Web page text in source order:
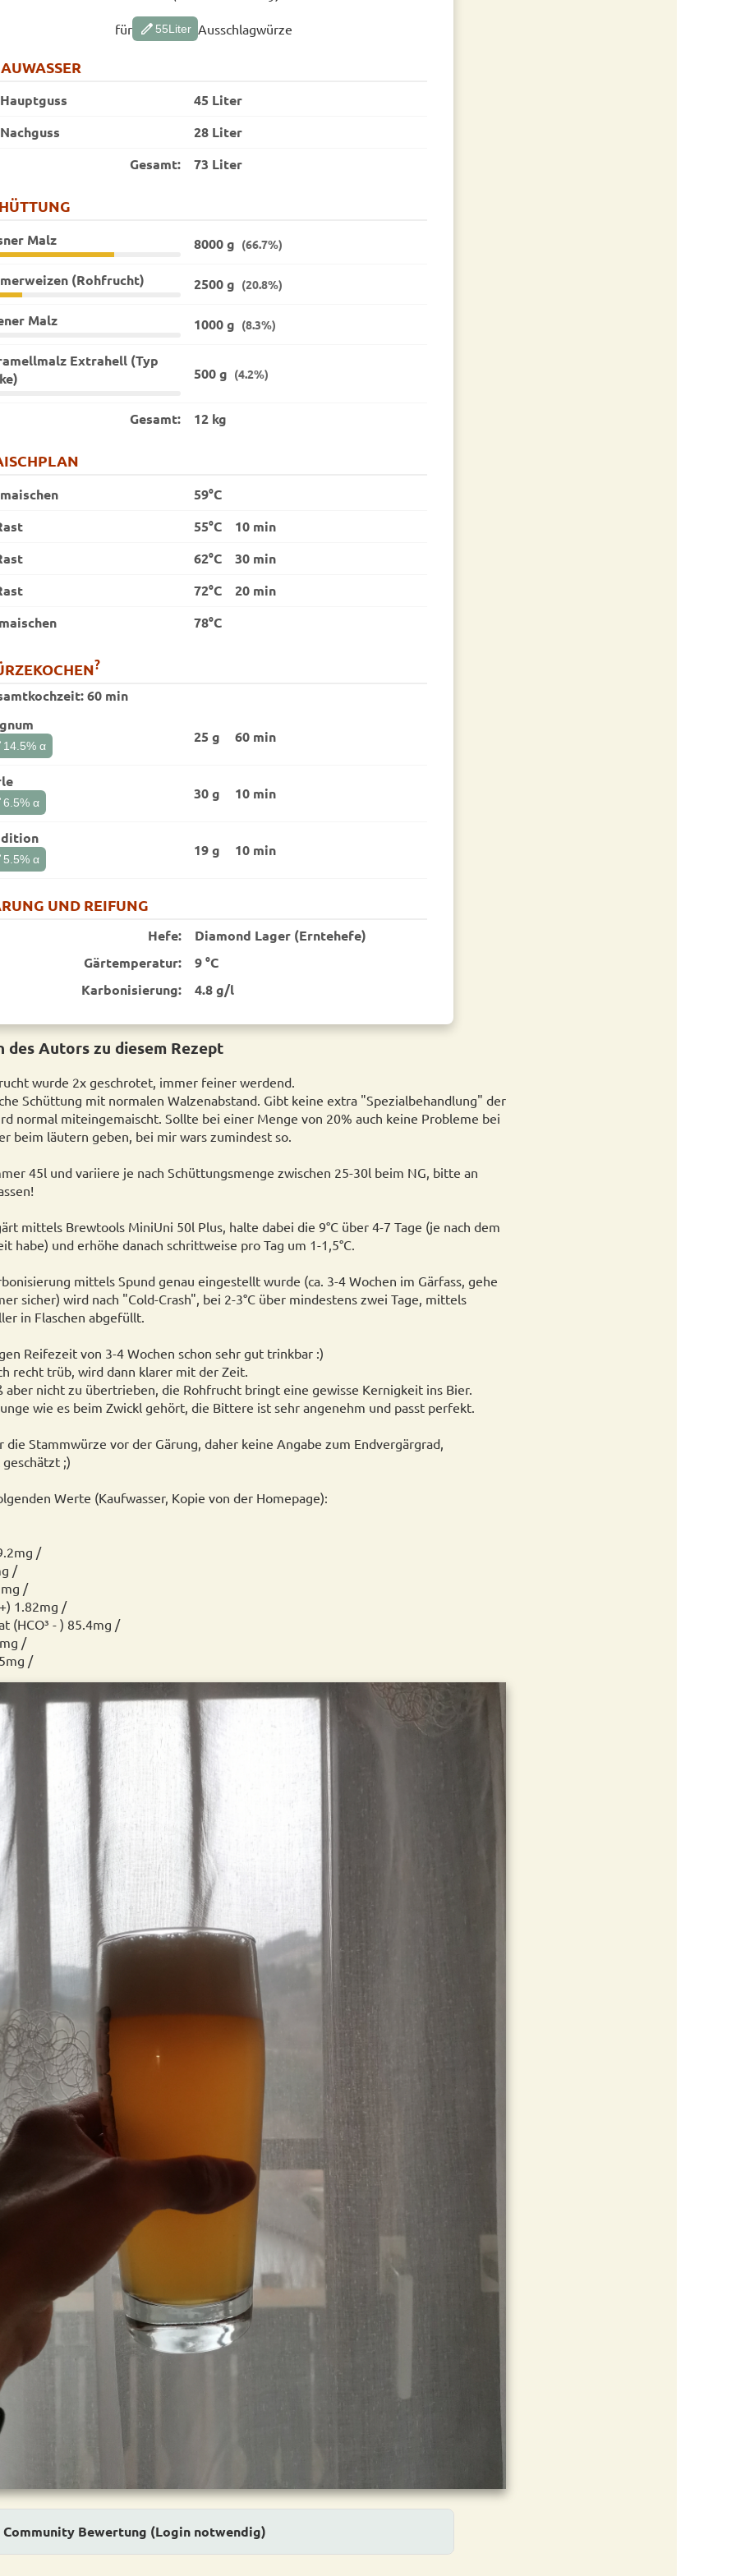
für edit 55Liter Ausschlagwürze
Hauptguss
45 Liter
Nachguss
28 Liter
Gesamt:
73 Liter
Malz 8000 g (66.7%)
(Rohfrucht) 2500 g (20.8%)
Malz 1000 g (8.3%)
Extrahell (Typ
500 g (4.2%)
Gesamt: 12 kg
59°C
55°C
10 min
62°C
30 min
72°C
20 min
78°C
?
60 min
14.5% α
25 g 60 min
6.5% α
30 g 10 min
5.5% α
19 g 10 min
UND REIFUNG
Hefe:
Diamond Lager (Erntehefe)
Gärtemperatur:
9 °C
Karbonisierung:
4.8 g/l
des Autors zu diesem Rezept
wurde 2x geschrotet, immer feiner werdend.
Schüttung mit normalen Walzenabstand. Gibt keine extra "Spezialbehandlung" der
normal miteingemaischt. Sollte bei einer Menge von 20% auch keine Probleme bei
beim läutern geben, bei mir wars zumindest so.
45l und variiere je nach Schüttungsmenge zwischen 25-30l beim NG, bitte an
mittels Brewtools MiniUni 50l Plus, halte dabei die 9°C über 4-7 Tage (je nach dem
habe) und erhöhe danach schrittweise pro Tag um 1-1,5°C.
mittels Spund genau eingestellt wurde (ca. 3-4 Wochen im Gärfass, gehe
sicher) wird nach "Cold-Crash", bei 2-3°C über mindestens zwei Tage, mittels
in Flaschen abgefüllt.
Reifezeit von 3-4 Wochen schon sehr gut trinkbar :)
recht trüb, wird dann klarer mit der Zeit.
aber nicht zu übertrieben, die Rohfrucht bringt eine gewisse Kernigkeit ins Bier.
wie es beim Zwickl gehört, die Bittere ist sehr angenehm und passt perfekt.
die Stammwürze vor der Gärung, daher keine Angabe zum Endvergärgrad,
;)
Werte (Kaufwasser, Kopie von der Homepage):
/
/
/
1.82mg /
(HCO³ - ) 85.4mg /
/
/
Community Bewertung (Login notwendig)